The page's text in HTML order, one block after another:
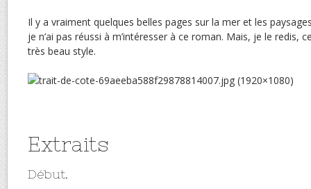
Il y a vraiment quelques belles pages sur la mer et les
je n’ai pas réussi à m’intéresser à ce roman. Mais, je le redis,
très beau style.
Extraits
Début.